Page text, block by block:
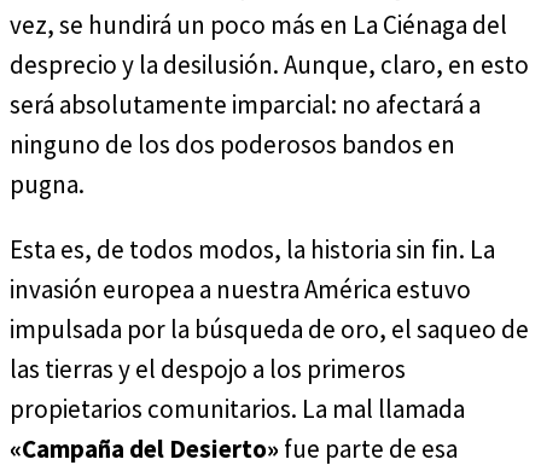
vez, se hundirá un poco más en La Ciénaga del
desprecio y la desilusión. Aunque, claro, en esto
será absolutamente imparcial: no afectará a
ninguno de los dos poderosos bandos en
pugna.
Esta es, de todos modos, la historia sin fin. La
invasión europea a nuestra América estuvo
impulsada por la búsqueda de oro, el saqueo de
las tierras y el despojo a los primeros
propietarios comunitarios. La mal llamada
«Campaña del Desierto» fue parte de esa